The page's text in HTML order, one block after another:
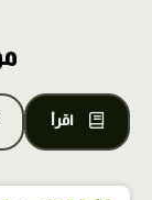
اقرأ